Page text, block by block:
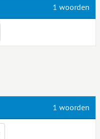
1 woorden
1 woorden